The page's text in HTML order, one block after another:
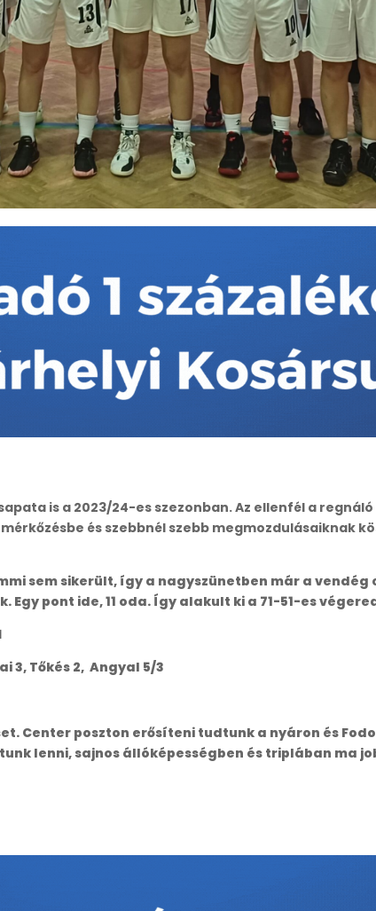
is a 2023/24-es szezonban. Az ellenfél a
és szebbnél szebb megmozdulásaiknak
sem sikerült, így a nagyszünetben már a
pont ide, 11 oda. Így alakult ki a 71-51-es
3, Tőkés 2, Angyal 5/3
Center poszton erősíteni tudtunk a nyáron és
lenni, sajnos állóképességben és triplában ma